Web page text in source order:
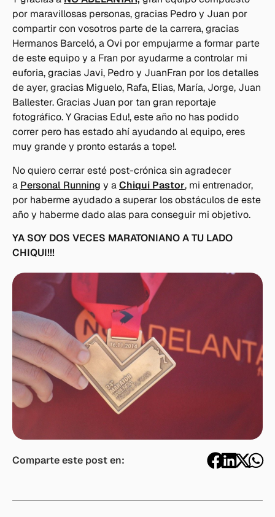
por maravillosas personas, gracias Pedro y Juan por
compartir con vosotros parte de la carrera, gracias
Hermanos Barceló, a Ovi por empujarme a formar parte
de este equipo y a Fran por ayudarme a controlar mi
euforia, gracias Javi, Pedro y JuanFran por los detalles
de ayer, gracias Miguelo, Rafa, Elias, María, Jorge, Juan
Ballester. Gracias Juan por tan gran reportaje
fotográfico. Y Gracias Edu!, este año no has podido
correr pero has estado ahí ayudando al equipo, eres
muy grande y pronto estarás a tope!.
No quiero cerrar esté post-crónica sin agradecer
a Personal Running y aChiqui Pastor, mi entrenador,
por haberme ayudado a superar los obstáculos de este
año y haberme dado alas para conseguir mi objetivo.
YA SOY DOS VECES MARATONIANO A TU LADO
CHIQUI!!!
Comparte este post en: